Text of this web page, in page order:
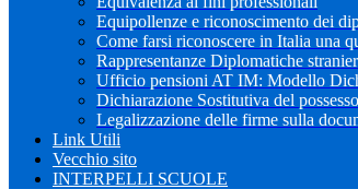
Equipollenze e riconoscimento dei
Come farsi riconoscere in Italia una
Rappresentanze Diplomatiche
Ufficio pensioni AT IM: Modello
Dichiarazione Sostitutiva del
Legalizzazione delle firme sulla
Link Utili
Vecchio sito
INTERPELLI SCUOLE